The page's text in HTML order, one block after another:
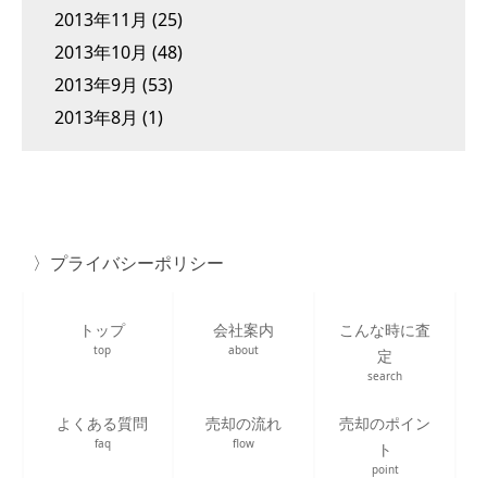
2013年11月 (25)
2013年10月 (48)
2013年9月 (53)
2013年8月 (1)
プライバシーポリシー
トップ
top
会社案内
about
こんな時に査
定
search
よくある質問
faq
売却の流れ
flow
売却のポイン
ト
point